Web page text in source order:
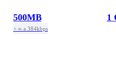
500MB
+ ∞ a 384kbps
1